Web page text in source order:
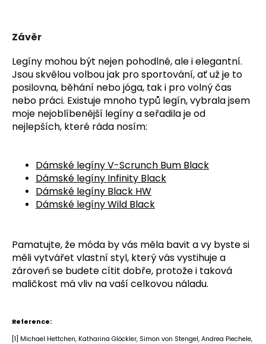
Závěr
Legíny mohou být nejen pohodlné, ale i elegantní.
Jsou skvělou volbou jak pro sportování, ať už je to
posilovna, běhání nebo jóga, tak i pro volný čas
nebo práci. Existuje mnoho typů legín, vybrala jsem
moje nejoblíbenější legíny a seřadila je od
nejlepších, které ráda nosím:
Dámské legíny V-Scrunch Bum Black
Dámské legíny Infinity Black
Dámské legíny Black HW
Dámské legíny Wild Black
Pamatujte, že móda by vás měla bavit a vy byste si
měli vytvářet vlastní styl, který vás vystihuje a
zároveň se budete cítit dobře, protože i taková
maličkost má vliv na vaší celkovou náladu.
Reference:
[1] Michael Hettchen, Katharina Glöckler, Simon von Stengel, Andrea Piechele,